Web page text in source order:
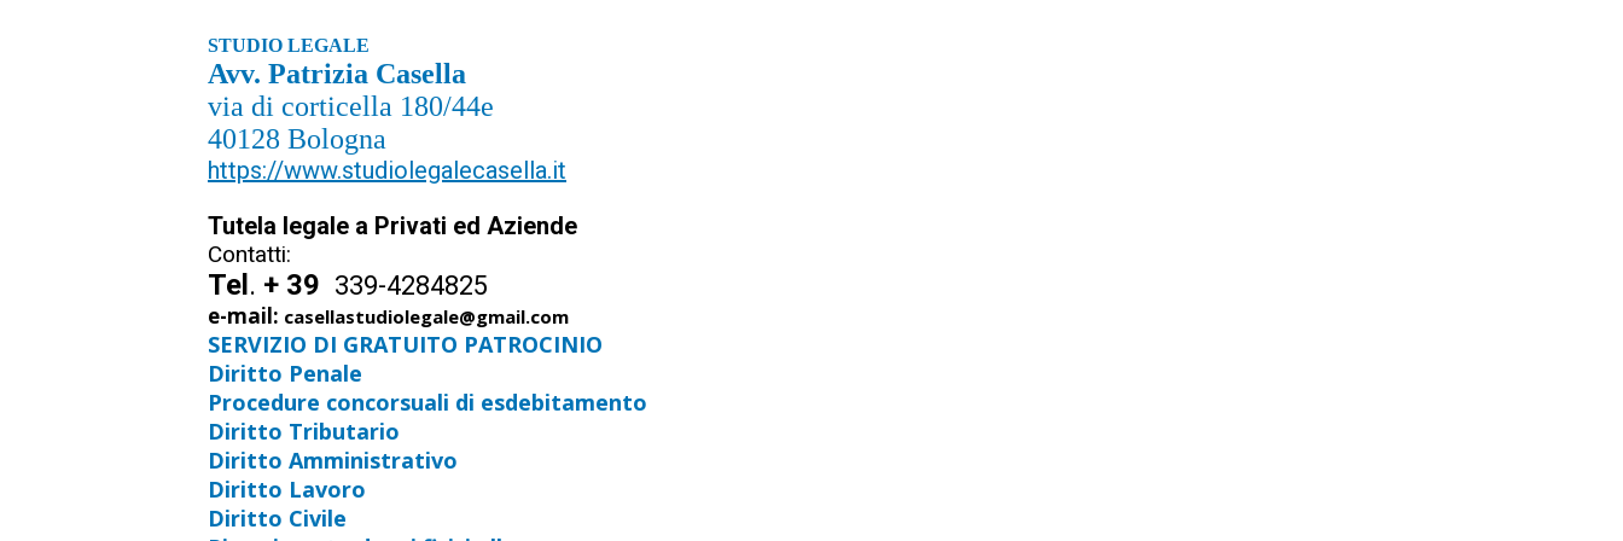
STUDIO LEGALE
Avv. Patrizia Casella
via di corticella 180/44e
40128 Bologna
https://www.studiolegalecasella.it
Tutela legale a Privati ed Aziende
Contatti:
Tel . + 39 339-4284825
e-mail: casellastudiolegale@gmail.com
SERVIZIO DI GRATUITO PATROCINIO
Diritto Penale
Procedure concorsuali di esdebitamento
Diritto Tributario
Diritto Amministrativo
Diritto Lavoro
Diritto Civile